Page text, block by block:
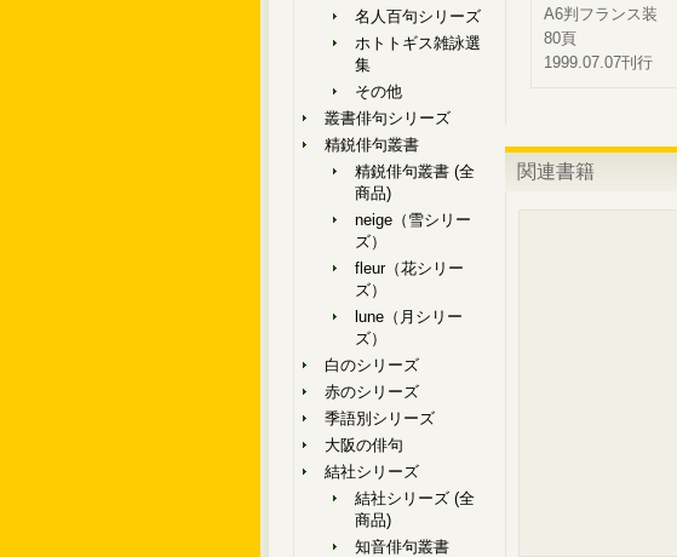
名人百句シリーズ
ホトトギス雑詠選
集
その他
叢書俳句シリーズ
精鋭俳句叢書
精鋭俳句叢書 (全
商品)
neige（雪シリー
ズ）
fleur（花シリー
ズ）
lune（月シリー
ズ）
白のシリーズ
赤のシリーズ
季語別シリーズ
大阪の俳句
結社シリーズ
結社シリーズ (全
商品)
知音俳句叢書
A6判フランス装
80頁
1999.07.07刊行
関連書籍